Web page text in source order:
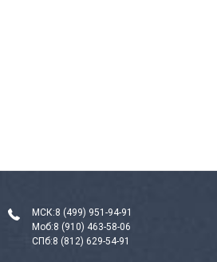
МСК:8 (499) 951-94-91
Моб:8 (910) 463-58-06
СПб:8 (812) 629-54-91